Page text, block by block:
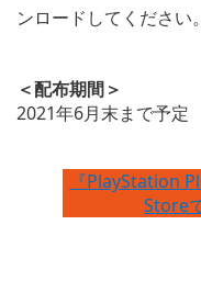
ンロードしてください。
＜配布期間＞
2021年6月末まで予定
『PlayStation
Store